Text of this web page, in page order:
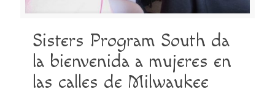
Sisters Program South da
la bienvenida a mujeres en
las calles de Milwaukee